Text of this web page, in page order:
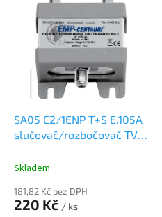
SA05 C2/1ENP T+S E.105A
slučovač/rozbočovač TV-
Skladem
181,82 Kč bez DPH
220 Kč / ks